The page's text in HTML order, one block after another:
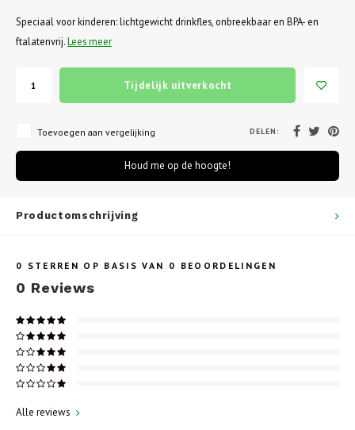
Speciaal voor kinderen: lichtgewicht drinkfles, onbreekbaar en BPA- en
ftalatenvrij.Lees meer
Tijdelijk uitverkocht
Toevoegen aan vergelijking DELEN:
Houd me op de hoogte!
Productomschrijving
0 STERREN OP BASIS VAN 0 BEOORDELINGEN
0 Reviews
Alle reviews